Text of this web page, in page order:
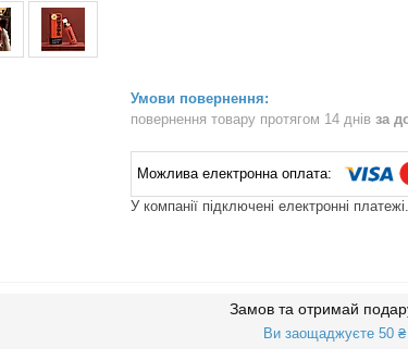
повернення товару протягом 14 днів за
У компанії підключені електронні
Замов та отримай
Ви заощаджуєте 50 ₴